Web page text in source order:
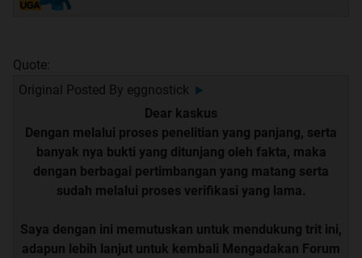
Quote:
Original Posted By eggnostick ►
Dear kaskus
Dengan melalui proses penelitian yang panjang, serta
banyak nya bukti yang ditunjang oleh fakta, maka
dengan berbagai pertimbangan yang matang serta
sudah melalui proses verifikasi yang lama.
Saya dengan ini memutuskan untuk mendukung trit ini,
adapun lebih lanjut untuk kembali Mengadakan Forum